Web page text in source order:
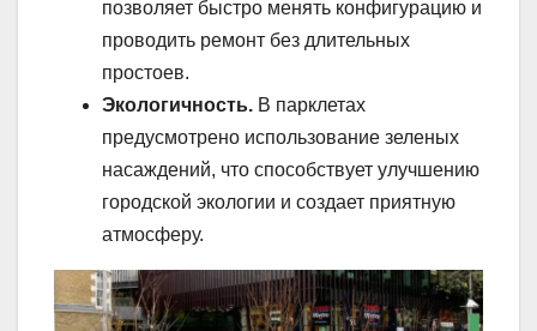
позволяет быстро менять конфигурацию и
проводить ремонт без длительных
простоев.
Экологичность. В парклетах
предусмотрено использование зеленых
насаждений, что способствует улучшению
городской экологии и создает приятную
атмосферу.